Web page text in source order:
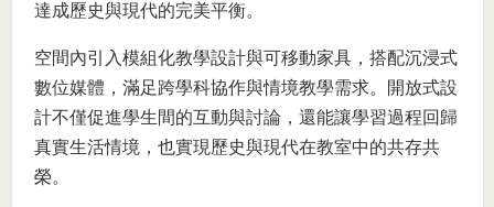
達成歷史與現代的完美平衡。
空間內引入模組化教學設計與可移動家具，搭配沉浸式
數位媒體，滿足跨學科協作與情境教學需求。開放式設
計不僅促進學生間的互動與討論，還能讓學習過程回歸
真實生活情境，也實現歷史與現代在教室中的共存共
榮。